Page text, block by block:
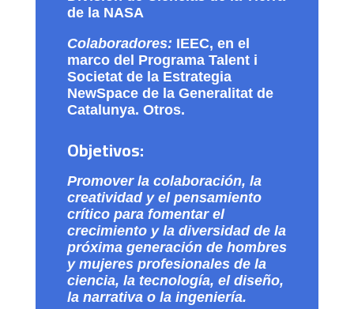
de la NASA
Colaboradores: IEEC, en el
marco del Programa Talent i
Societat de la Estrategia
NewSpace de la Generalitat de
Catalunya. Otros.
Objetivos:
Promover la colaboración, la
creatividad y el pensamiento
crítico para fomentar el
crecimiento y la diversidad de la
próxima generación de hombres
y mujeres profesionales de la
ciencia, la tecnología, el diseño,
la narrativa o la ingeniería.